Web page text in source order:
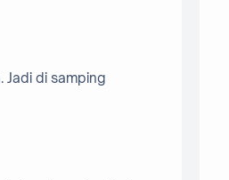
Jadi di samping